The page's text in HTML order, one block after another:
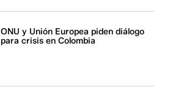
ONU y Unión Europea piden diálogo
para crisis en Colombia